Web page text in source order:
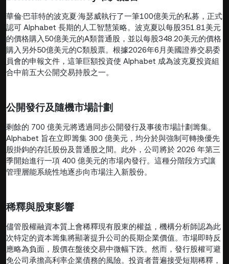
華倫·巴菲特的波克夏·海瑟威執行了一筆100億美元的私募，正式
認可 Alphabet 長期的人工智慧策略。波克夏以每股351.81美元
的價格購入50億美元的A類普通股，並以每股348.20美元的價格
購入另外50億美元的C類股票。根據2026年6月美國證券交易委
員會的申報文件，這筆巨額投資使 Alphabet 成為波克夏投資組
合中前五大公開交易持股之一。
公開發行及隨機市場計劃
剩餘的 700 億美元將透過同步公開發行及事後市場計劃籌集。
Alphabet 旨在立即籌集 300 億美元，均分於與強制可轉換優先
股掛鉤的存託股份及普通股之間。此外，公司將於 2026 年第三
季開始進行一項 400 億美元的市場內發行。這種分階段方式讓
管理層能系統性地逐步向市場注入新股份。
稀釋與股東影響
儘管股權融資本質上會稀釋現有股東的權益，機構分析師認為此
次特定的資本籌集將顯著提升公司的長期企業價值。市場即時反
應略為負面，股價在盤後交易中微幅下跌。然而，發行股權可避
免公司承擔高利率企業債務的風險。投資者普遍接受短期稀釋，